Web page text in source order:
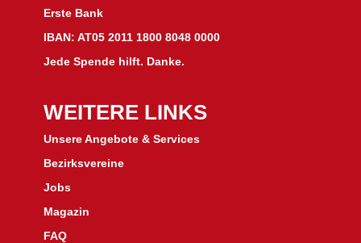
Erste Bank
IBAN: AT05 2011 1800 8048 0000
Jede Spende hilft. Danke.
WEITERE LINKS
Unsere Angebote & Services
Bezirksvereine
Jobs
Magazin
FAQ